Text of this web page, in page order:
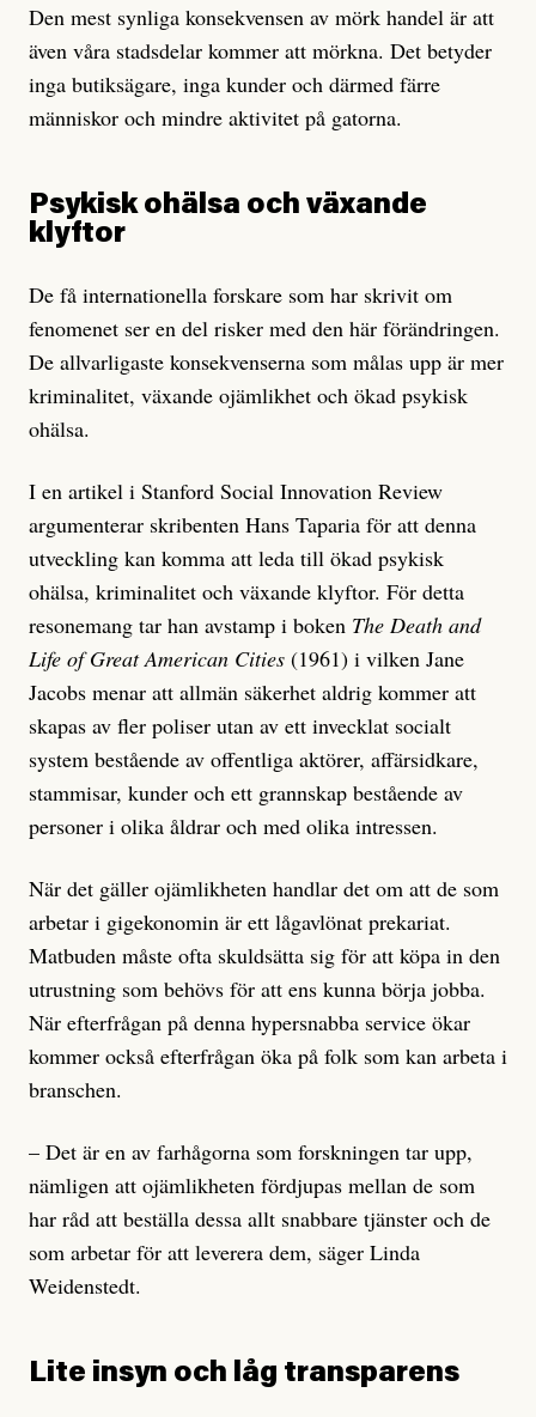
Den mest synliga konsekvensen av mörk handel är att
även våra stadsdelar kommer att mörkna. Det betyder
inga butiksägare, inga kunder och därmed färre
människor och mindre aktivitet på gatorna.
Psykisk ohälsa och växande
klyftor
De få internationella forskare som har skrivit om
fenomenet ser en del risker med den här förändringen.
De allvarligaste konsekvenserna som målas upp är mer
kriminalitet, växande ojämlikhet och ökad psykisk
ohälsa.
I en artikel i Stanford Social Innovation Review
argumenterar skribenten Hans Taparia för att denna
utveckling kan komma att leda till ökad psykisk
ohälsa, kriminalitet och växande klyftor. För detta
resonemang tar han avstamp i boken The Death and
Life of Great American Cities (1961) i vilken Jane
Jacobs menar att allmän säkerhet aldrig kommer att
skapas av fler poliser utan av ett invecklat socialt
system bestående av offentliga aktörer, affärsidkare,
stammisar, kunder och ett grannskap bestående av
personer i olika åldrar och med olika intressen.
När det gäller ojämlikheten handlar det om att de som
arbetar i gigekonomin är ett lågavlönat prekariat.
Matbuden måste ofta skuldsätta sig för att köpa in den
utrustning som behövs för att ens kunna börja jobba.
När efterfrågan på denna hypersnabba service ökar
kommer också efterfrågan öka på folk som kan arbeta i
branschen.
– Det är en av farhågorna som forskningen tar upp,
nämligen att ojämlikheten fördjupas mellan de som
har råd att beställa dessa allt snabbare tjänster och de
som arbetar för att leverera dem, säger Linda
Weidenstedt.
Lite insyn och låg transparens